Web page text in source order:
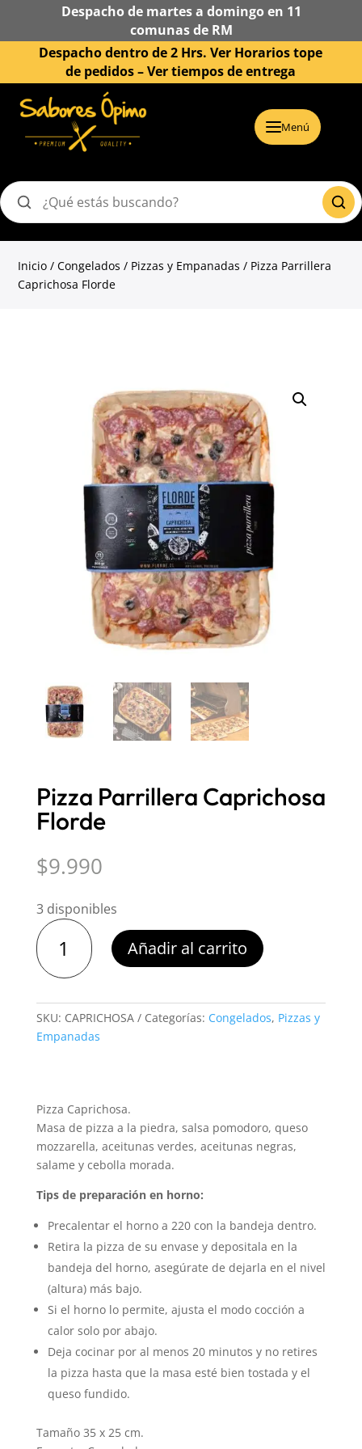
Despacho de martes a domingo en 11
comunas de RM
Despacho dentro de 2 Hrs. Ver Horarios tope
de pedidos –Ver tiempos de entrega
Menú
Buscar
Inicio /Congelados / Pizzas y Empanadas / Pizza Parrillera
Caprichosa Florde
Pizza Parrillera Caprichosa
Florde
$9.990
3 disponibles
Pizza
Parrillera
Caprichosa
Florde
cantidad
Añadir al carrito
SKU: CAPRICHOSA Categorías: Congelados, Pizzas y
Empanadas
Pizza Caprichosa.
Masa de pizza a la piedra, salsa pomodoro, queso
mozzarella, aceitunas verdes, aceitunas negras,
salame y cebolla morada.
Tips de preparación en horno:
Precalentar el horno a 220 con la bandeja dentro.
Retira la pizza de su envase y depositala en la
bandeja del horno, asegúrate de dejarla en el nivel
(altura) más bajo.
Si el horno lo permite, ajusta el modo cocción a
calor solo por abajo.
Deja cocinar por al menos 20 minutos y no retires
la pizza hasta que la masa esté bien tostada y el
queso fundido.
Tamaño 35 x 25 cm.